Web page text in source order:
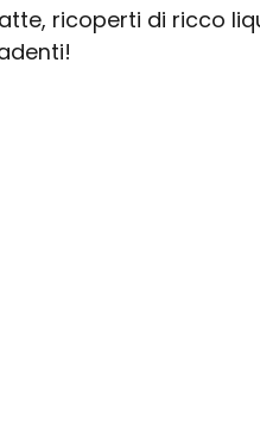
ricoperti di ricco